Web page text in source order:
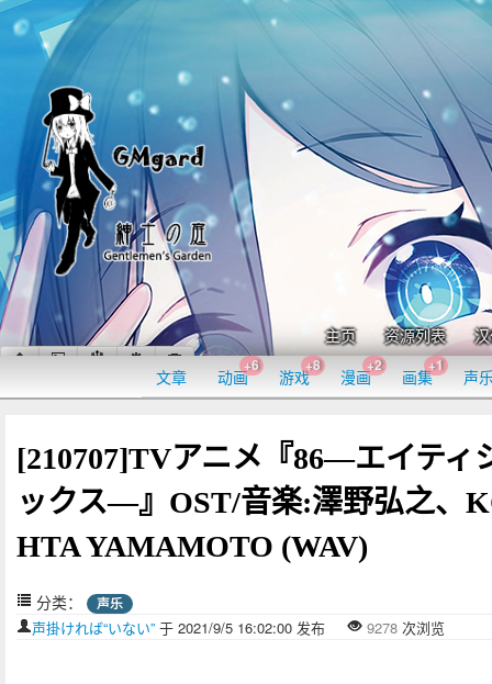
主页 资源列表
文章 动画
+6
游戏
+8
漫画
+2
画集
+1
声
[210707]TVアニメ『86―エイティ
ックス―』OST/音楽:澤野弘之、
HTA YAMAMOTO (WAV)
分类： 声乐
声掛ければ“いない” 于 2021/9/5 16:02:00 发布 9278 次浏览